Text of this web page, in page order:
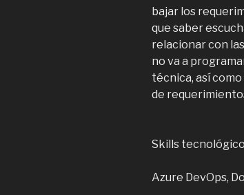
bajar los
que saber
relacionar con
no va a
técnica, así
de
Skills
Azure DevOps,